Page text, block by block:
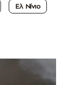
Ελ Νίνιο